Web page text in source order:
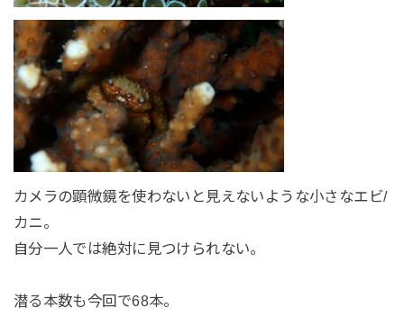
カメラの顕微鏡を使わないと見えないような小さなエビ/
カニ。
自分一人では絶対に見つけられない。
潜る本数も今回で68本。